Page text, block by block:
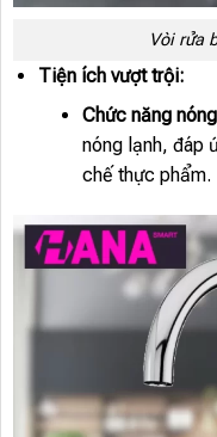
Vòi rửa
Tiện ích vượt trội:
Chức năng
nóng lạnh, đáp
chế thực phẩm.